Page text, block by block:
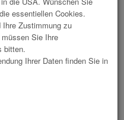
2 »
essentiellen Cookies.
Zustimmung zu
Sie Ihre
bitten.
Ihrer Daten finden Sie in